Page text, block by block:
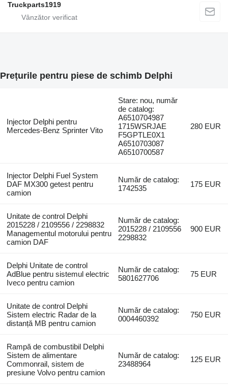
Truckparts1919
Prețurile pentru piese de schimb Delphi
Injector Delphi pentru
Mercedes-Benz Sprinter Vito
Stare: nou, număr
de catalog:
A6510704987
1715WSRJAE
F5GPTLE0X1
A6510703087
A6510700587
280 EUR
Injector Delphi Fuel System
DAF MX300 getest pentru
camion
Număr de catalog:
1742535
175 EUR
Unitate de control Delphi
2015228 / 2109556 / 2298832
Managementul motorului pentru
camion DAF
Număr de catalog:
2015228 / 2109556
2298832
900 EUR
Delphi Unitate de control
AdBlue pentru sistemul electric
Iveco pentru camion
Număr de catalog:
5801627706
75 EUR
Unitate de control Delphi
Sistem electric Radar de la
distanță MB pentru camion
Număr de catalog:
0004460392
750 EUR
Rampă de combustibil Delphi
Sistem de alimentare
Commonrail, sistem de
presiune Volvo pentru camion
Număr de catalog:
23488964
125 EUR